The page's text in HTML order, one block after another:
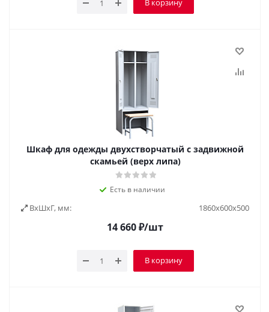
В корзину
Шкаф для одежды двухстворчатый с задвижной
скамьей (верх липа)
Есть в наличии
ВxШxГ, мм: 1860х600х500
14 660₽/шт
В корзину